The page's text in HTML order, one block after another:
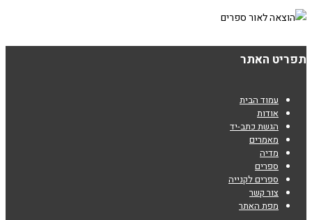
תפריט האתר
עמוד הבית
אודות
הגשת כתב-יד
מאמרים
מדיה
ספרים
ספרים לקנייה
צור קשר
מפת האתר